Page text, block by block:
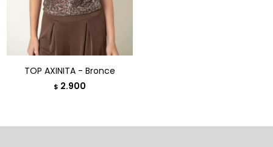
TOP AXINITA - Bronce
$ 2.900